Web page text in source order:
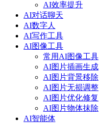
AI效率提升
AI对话聊天
AI数字人
AI写作工具
AI图像工具
常用AI图像工具
AI图片插画生成
AI图片背景移除
AI图片无损调整
AI图片优化修复
AI图片物体抹除
AI智能体